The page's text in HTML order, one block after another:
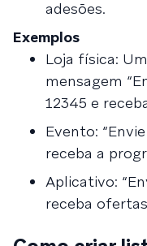
adesões.
Exemplos
Loja física:
mensagem
12345 e
Evento:
receba a
Aplicativo:
receba